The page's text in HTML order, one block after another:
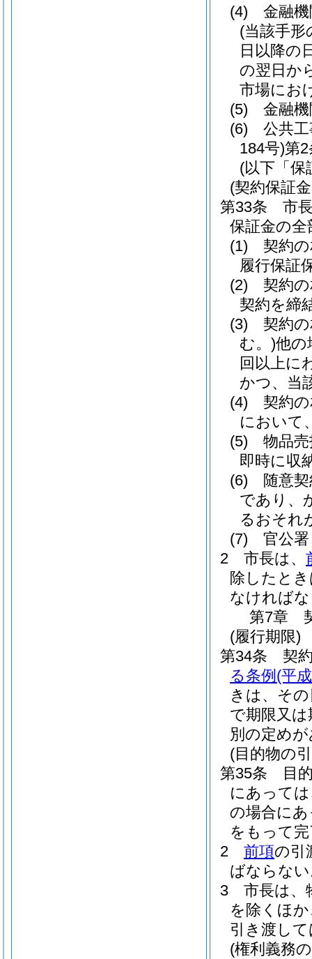
(4)
金融
(当該手形
日以降の
の翌日か
市場にお
(5)
金融
(6)
公共
184号)第
(以下「保
(契約保証
第33条
市
保証金の
(1)
契約
履行保証
(2)
契約
契約を締
(3)
契約
む。)他の
回以上に
かつ、当
(4)
契約
において
(5)
物品
即時に収
(6)
随意
であり、
るおそれ
(7)
官公
2
市長は、
除したと
なければ
第7章
(履行期限)
第34条
契
る条例 (平
きは、そ
で期限又
別の定め
(目的物の
第35条
目
にあって
の場合に
をもって
2
前項の引
ばならな
3
市長は、
を除くほ
引き渡し
(権利義務